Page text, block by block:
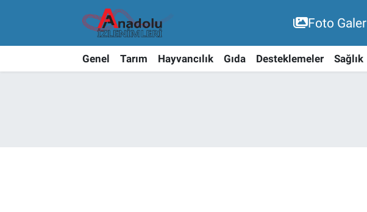
Foto
Genel Tarım Hayvancılık Gıda Desteklemeler Sağlık